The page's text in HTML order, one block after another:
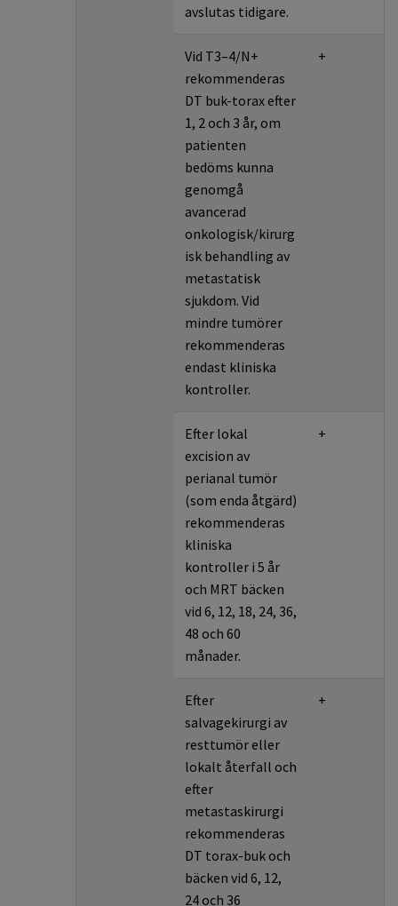
avslutas tidigare.
Vid T3–4/N+
rekommenderas
DT buk-torax efter
1, 2 och 3 år, om
patienten
bedöms kunna
genomgå
avancerad
onkologisk/kirurg
isk behandling av
metastatisk
sjukdom. Vid
mindre tumörer
rekommenderas
endast kliniska
kontroller.
+
Efter lokal
excision av
perianal tumör
(som enda åtgärd)
rekommenderas
kliniska
kontroller i 5 år
och MRT bäcken
vid 6, 12, 18, 24, 36,
48 och 60
månader.
+
Efter
salvagekirurgi av
resttumör eller
lokalt återfall och
efter
metastaskirurgi
rekommenderas
DT torax-buk och
bäcken vid 6, 12,
24 och 36
+